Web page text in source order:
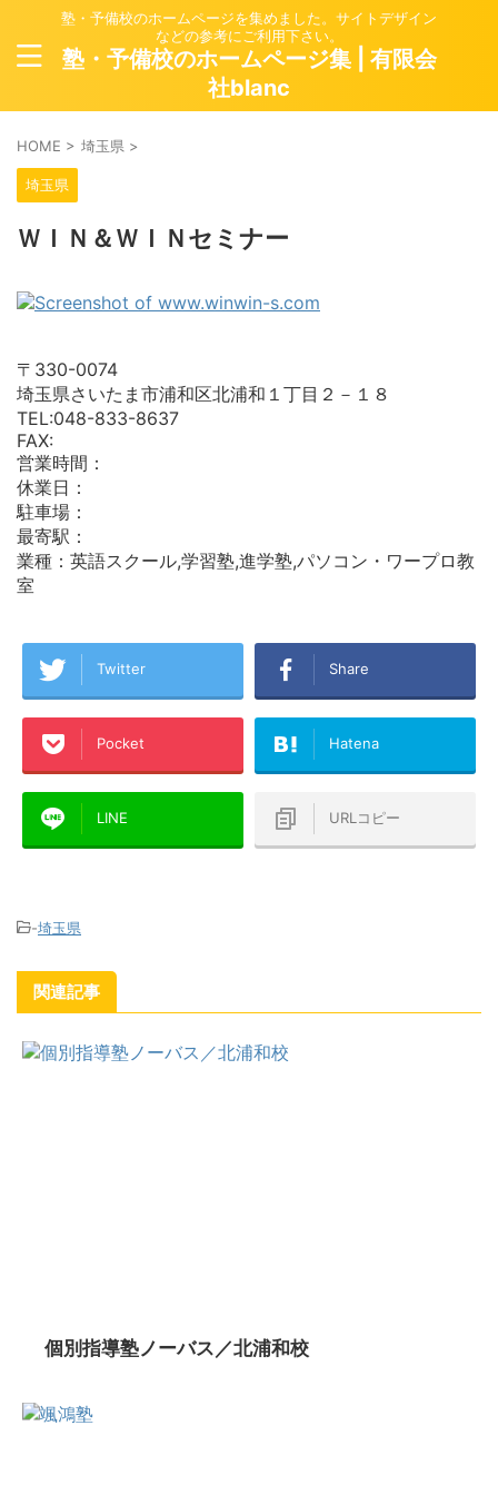
塾・予備校のホームページを集めました。サイトデザイン
などの参考にご利用下さい。
塾・予備校のホームページ集 | 有限会
社blanc
HOME > 埼玉県 >
埼玉県
ＷＩＮ＆ＷＩＮセミナー
〒330-0074
埼玉県さいたま市浦和区北浦和１丁目２－１８
TEL:048-833-8637
FAX:
営業時間：
休業日：
駐車場：
最寄駅：
業種：英語スクール,学習塾,進学塾,パソコン・ワープロ教
室
Twitter Share
Pocket Hatena
LINE URLコピー
-埼玉県
関連記事
個別指導塾ノーバス／北浦和校